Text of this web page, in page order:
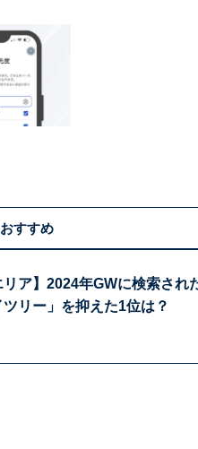
すすめ
リア】2024年GWに検索さ
リー」を抑えた1位は？